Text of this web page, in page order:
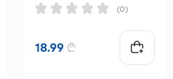
(0)
18.99 ₾